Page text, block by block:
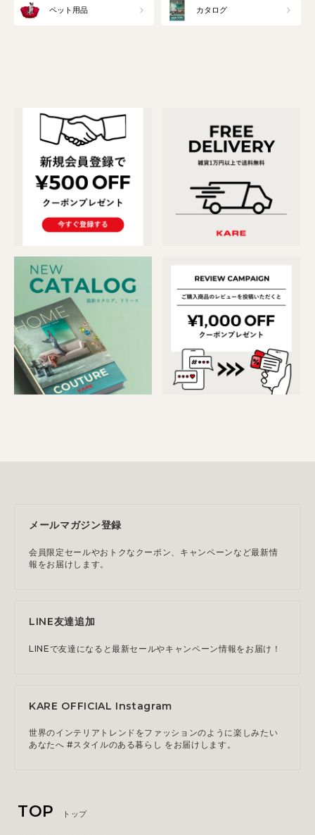
ペット用品 カタログ
メールマガジン登録
会員限定セールやおトクなクーポン、キャンペーンなど最新情
報をお届けします。
LINE友達追加
LINEで友達になると最新セールやキャンペーン情報をお届け！
KARE OFFICIAL Instagram
世界のインテリアトレンドをファッションのように楽しみたい
あなたへ #スタイルのある暮らし をお届けします。
TOP トップ